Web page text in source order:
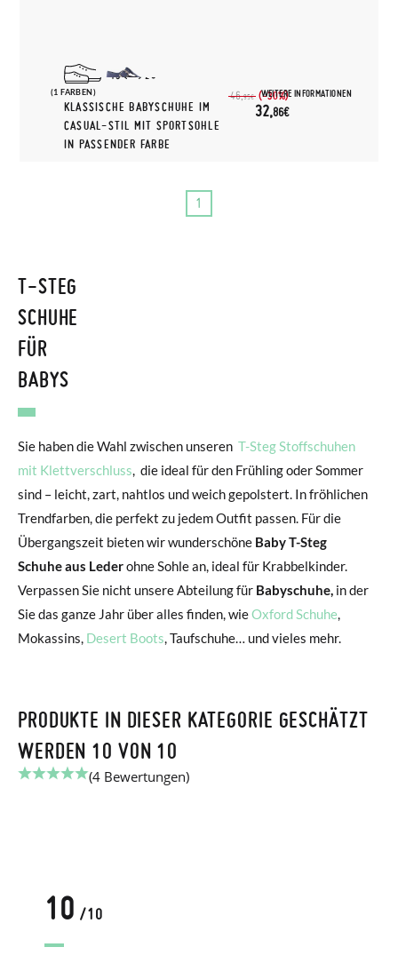
(1 FARBEN) WEITERE INFORMATIONEN
19 25
KLASSISCHE BABYSCHUHE IM
CASUAL-STIL MIT SPORTSOHLE
IN PASSENDER FARBE
46,95€ (-30%)
32,86€
1
T-STEG
SCHUHE
FÜR
BABYS
Sie haben die Wahl zwischen unseren T-Steg Stoffschuhen
mit Klettverschluss , die ideal für den Frühling oder Sommer
sind – leicht, zart, nahtlos und weich gepolstert. In fröhlichen
Trendfarben, die perfekt zu jedem Outfit passen. Für die
Übergangszeit bieten wir wunderschöne Baby T-Steg
Schuhe aus Lederohne Sohle an, ideal für Krabbelkinder.
Verpassen Sie nicht unsere Abteilung für Babyschuhe, in der
Sie das ganze Jahr über alles finden, wieOxford Schuhe
Mokassins, Desert Boots , Taufschuhe… und vieles mehr.
PRODUKTE IN DIESER KATEGORIE GESCHÄTZT
WERDEN 10 VON 10
(4 Bewertungen)
10 /10